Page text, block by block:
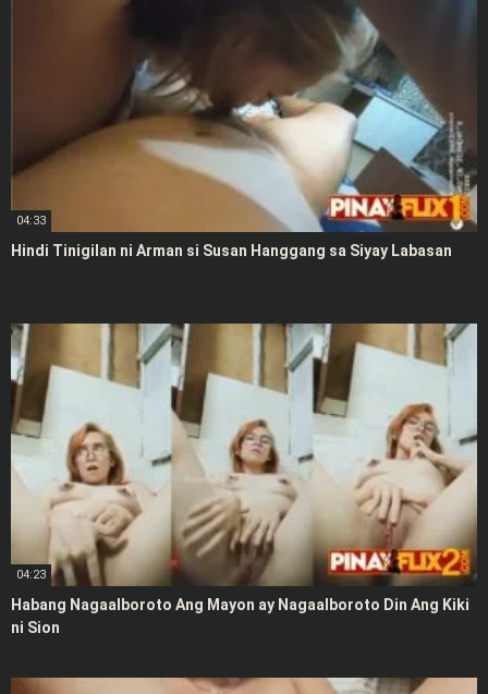
04:33
Hindi Tinigilan ni Arman si Susan Hanggang sa Siyay Labasan
04:23
Habang Nagaalboroto Ang Mayon ay Nagaalboroto Din Ang Kiki
ni Sion